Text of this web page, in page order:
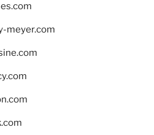
meyer.com